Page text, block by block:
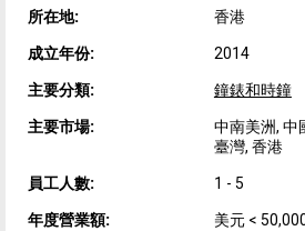
所在地: 香港
成立年份: 2014
主要分類: 鐘錶和時鐘
主要市場:
中南美洲, 中
臺灣, 香港
員工人數: 1 - 5
年度營業額: 美元 <